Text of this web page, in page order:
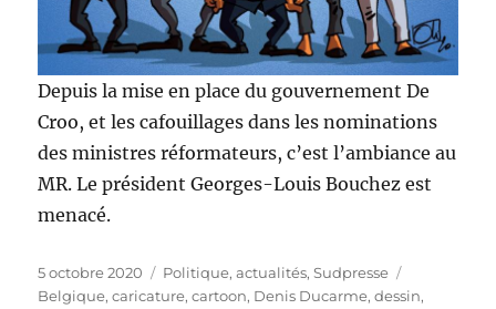
Depuis la mise en place du gouvernement De
Croo, et les cafouillages dans les nominations
des ministres réformateurs, c’est l’ambiance au
MR. Le président Georges-Louis Bouchez est
menacé.
Publié
le
5 octobre 2020 Catégories
Politique, actualités,Sudpresse
Belgique,caricature,cartoon, Denis Ducarme,dessin,